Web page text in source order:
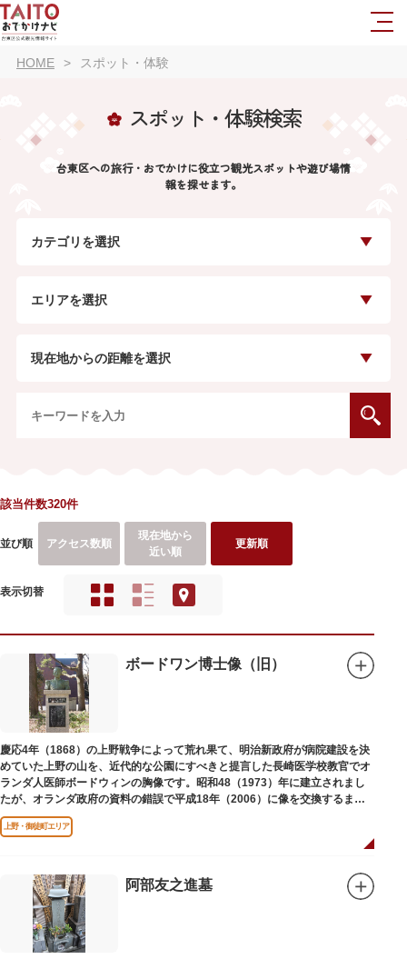
HOME スポット・体験
スポット・体験検索
台東区への旅行・おでかけに役立つ観光スポットや遊び場情
報を探せます。
カテゴリを選択
エリアを選択
現在地からの距離を選択
該当件数320件
並び順 アクセス数順
現在地から
近い順
更新順
表示切替
ボードワン博士像（旧）
慶応4年（1868）の上野戦争によって荒れ果て、明治新政府が病院建設を決
めていた上野の山を、近代的な公園にすべきと提言した長崎医学校教官でオ
ランダ人医師ボードウィンの胸像です。昭和48（1973）年に建立されまし
たが、オランダ政府の資料の錯誤で平成18年（2006）に像を交換するまで
は博士の弟の像でした。
上野・御徒町エリア
阿部友之進墓